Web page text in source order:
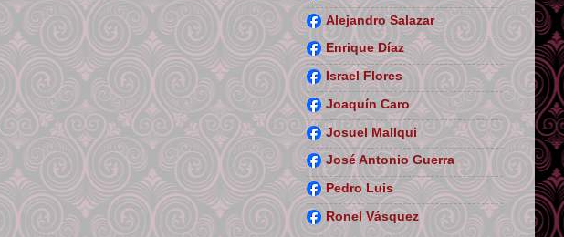
Alejandro Salazar
Enrique Díaz
Israel Flores
Joaquín Caro
Josuel Mallqui
José Antonio Guerra
Pedro Luis
Ronel Vásquez